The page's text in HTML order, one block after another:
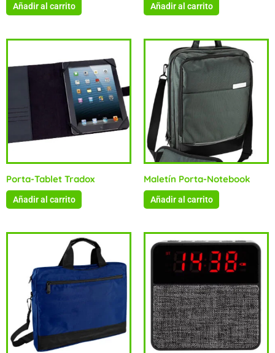
Añadir al carrito Añadir al carrito
Porta-Tablet Tradox
Añadir al carrito
Maletín Porta-Notebook
Añadir al carrito